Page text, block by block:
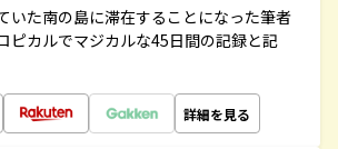
いた南の島に滞在することになった筆者
ピカルでマジカルな45日間の記録と記
詳細を見る